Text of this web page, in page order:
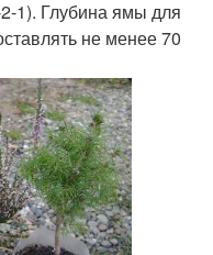
1). Глубина ямы для
не менее 70